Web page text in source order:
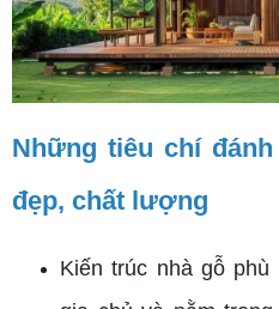
Những tiêu chí
đẹp, chất lượng
Kiến trúc nhà gỗ